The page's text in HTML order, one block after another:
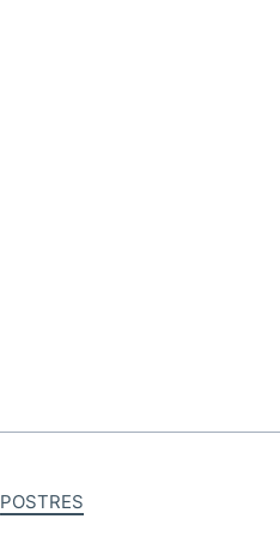
POSTRES